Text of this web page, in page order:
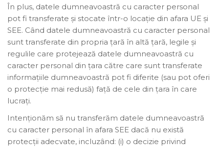
În plus, datele dumneavoastră cu caracter personal
pot fi transferate și stocate într-o locație din afara UE și
SEE. Când datele dumneavoastră cu caracter personal
sunt transferate din propria țară în altă țară, legile și
regulile care protejează datele dumneavoastră cu
caracter personal din țara către care sunt transferate
informațiile dumneavoastră pot fi diferite (sau pot oferi
o protecție mai redusă) față de cele din țara în care
lucrați.
Intenționăm să nu transferăm datele dumneavoastră
cu caracter personal în afara SEE dacă nu există
protecții adecvate, incluzând: (i) o decizie privind